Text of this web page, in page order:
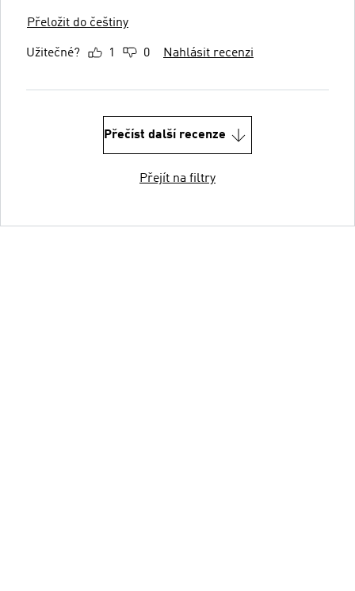
Přeložit do češtiny
Užitečné? 1 0 Nahlásit recenzi
Přečíst další recenze
Přejít na filtry